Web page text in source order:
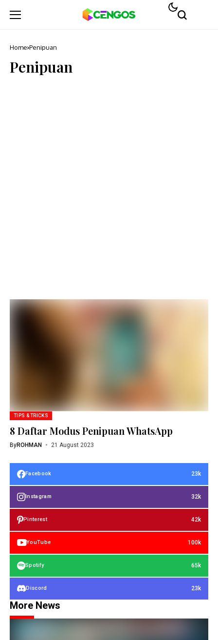
Home Penipuan
Penipuan
TIPS & TRICKS
8 Daftar Modus Penipuan WhatsApp
ByROHMAN 21 August 2023
Facebook 23k
Instagram 32k
Pinterest 42k
YouTube 100k
Spotify 65k
Discord 23k
More News